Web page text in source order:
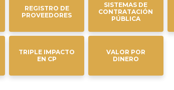
REGISTRO DE
PROVEEDORES
SISTEMAS DE
CONTRATACIÓN
PÚBLICA
TRIPLE IMPACTO
EN CP
VALOR POR
DINERO